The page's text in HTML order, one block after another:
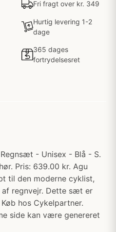
Fri fragt over kr. 349
Hurtig levering 1-2
dage
365 dages
fortrydelsesret
- Unisex - Blå - S.
Pris: 639.00 kr. Agu
til den moderne cyklist,
regnvejr. Dette sæt er
hos Cykelpartner.
side kan være genereret